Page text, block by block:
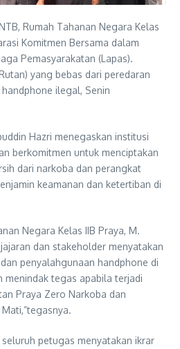
Rumah Tahanan Negara Kelas
Komitmen Bersama dalam
Pemasyarakatan (Lapas).
yang bebas dari peredaran
ilegal, Senin
Hazri menegaskan institusi
berkomitmen untuk menciptakan
dari narkoba dan perangkat
keamanan dan ketertiban di
Negara Kelas IIB Praya, M.
dan stakeholder menyatakan
penyalahgunaan handphone di
menindak tegas apabila terjadi
Praya Zero Narkoba dan
petugas menyatakan ikrar